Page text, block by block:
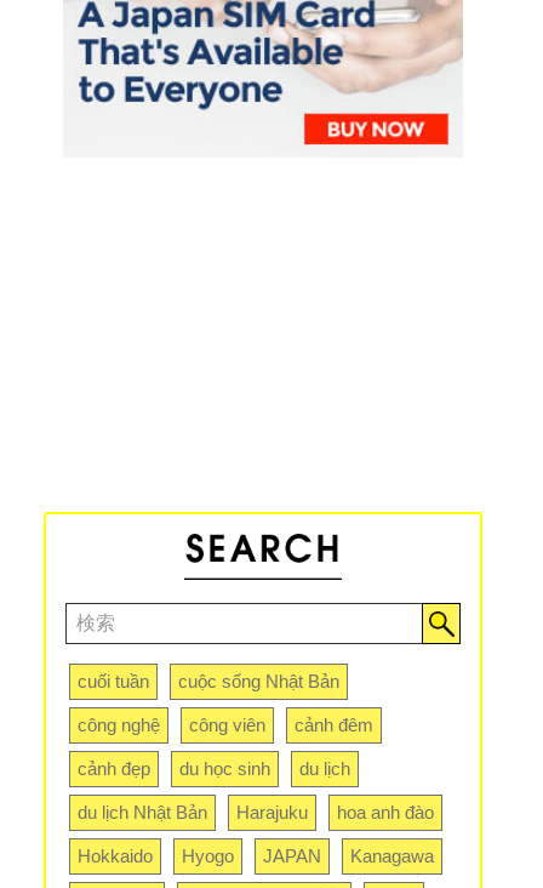
cuối tuần cuộc sống Nhật Bản
công nghệ công viên cảnh đêm
cảnh đẹp du học sinh du lịch
du lịch Nhật Bản Harajuku hoa anh đào
Hokkaido Hyogo JAPAN Kanagawa